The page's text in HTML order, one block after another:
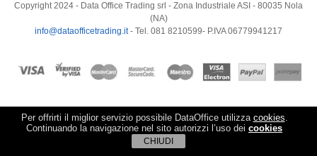
Per offrirti il miglior servizio possibile DataOffice utilizza cookies.
Continuando la navigazione nel sito autorizzi l’uso dei cookies
CHIUDI
Copyright 2024 - Data Office Trading srl - Zona Industriale ASI - 80035 Nola
(NA)
info@dataofficetrading.it- Tel. 081 8210599- P.IVA 06779941217